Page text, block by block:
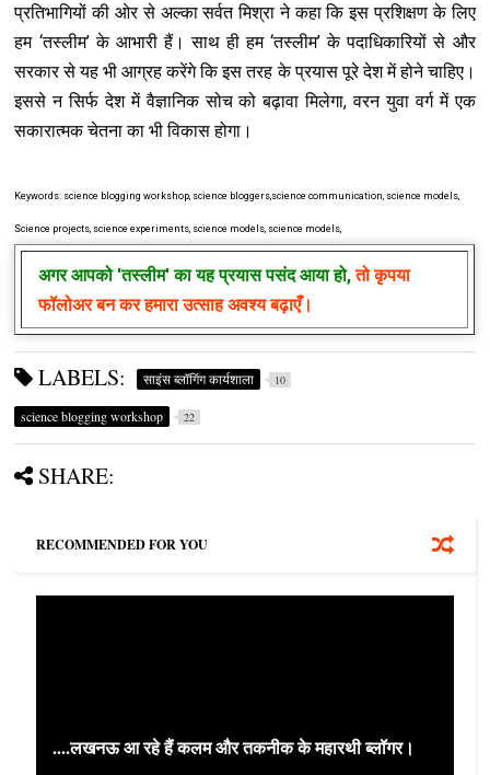
प्रतिभागियों की ओर से अल्का सर्वत मिश्रा ने कहा कि इस प्रशिक्षण के लिए
हम ‘तस्लीम’ के आभारी हैं। साथ ही हम ‘तस्लीम’ के पदाधिकारियों से और
सरकार से यह भी आग्रह करेंगे कि इस तरह के प्रयास पूरे देश में होने चाहिए।
इससे न सिर्फ देश में वैज्ञानिक सोच को बढ़ावा मिलेगा, वरन युवा वर्ग में एक
सकारात्मक चेतना का भी विकास होगा।
Keywords: science blogging workshop, science bloggers,science communication, science models,
Science projects, science experiments, science models, science models,
अगर आपको 'तस्लीम'का यह प्रयास पसंद आया हो,तो कृपया
फॉलोअर बन कर हमारा उत्साह अवश्य बढ़ाएँ।
LABELS: साइंस ब्‍लॉगिंग कार्यशाला 10
science blogging workshop 22
SHARE:
RECOMMENDED FOR YOU
....लखनऊ आ रहे हैं कलम और तकनीक के महारथी ब्लॉगर।